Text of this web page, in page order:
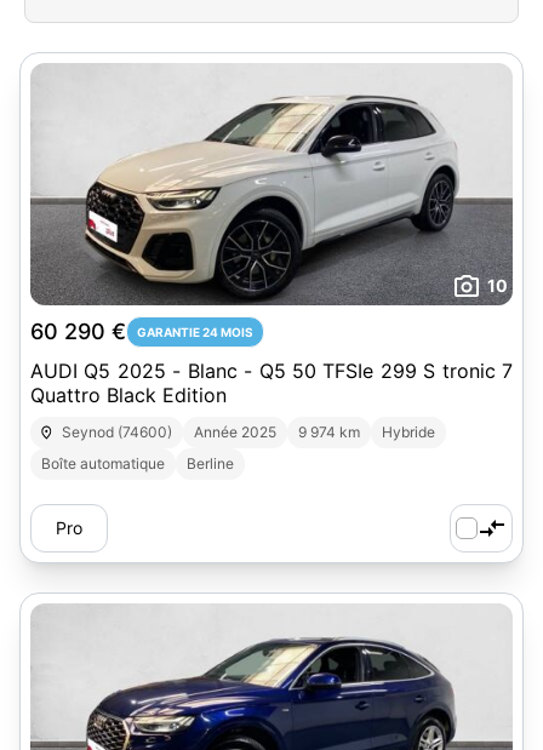
10
60 290 € GARANTIE 24 MOIS
AUDI Q5 2025 - Blanc - Q5 50 TFSIe 299 S tronic 7
Quattro Black Edition
Seynod (74600) Année 2025 9 974 km
Hybride
Boîte automatique
Berline
Pro